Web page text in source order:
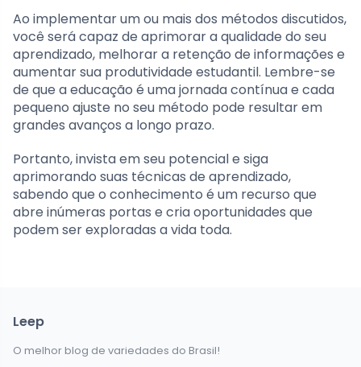
Ao implementar um ou mais dos métodos discutidos,
você será capaz de aprimorar a qualidade do seu
aprendizado, melhorar a retenção de informações e
aumentar sua produtividade estudantil. Lembre-se
de que a educação é uma jornada contínua e cada
pequeno ajuste no seu método pode resultar em
grandes avanços a longo prazo.
Portanto, invista em seu potencial e siga
aprimorando suas técnicas de aprendizado,
sabendo que o conhecimento é um recurso que
abre inúmeras portas e cria oportunidades que
podem ser exploradas a vida toda.
Leep
O melhor blog de variedades do Brasil!